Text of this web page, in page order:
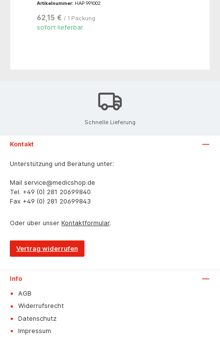
Schere gebogen, 14,5 cm- 1 Mosquito-Klemme n.
Pinzette anatomisch gerade, 12 cm- 1 Adson-
Pinzette chirurgisch gerade, 12 cm- 1 Mayo-Hegar-
Artikelnummer: HAP 991002
62,15 € / 1 Packung
sofort lieferbar
Schnelle Lieferung
Kontakt
Unterstützung und Beratung unter:
Mail service@medicshop.de
Tel. +49 (0) 281 20699840
Fax +49 (0) 281 20699843
Oder über unser Kontaktformular.
Vertrag widerrufen
Info
AGB
Widerrufsrecht
Datenschutz
Impressum